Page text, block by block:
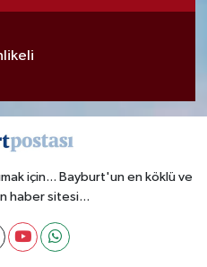
için... Bayburt'un en köklü ve
haber sitesi...